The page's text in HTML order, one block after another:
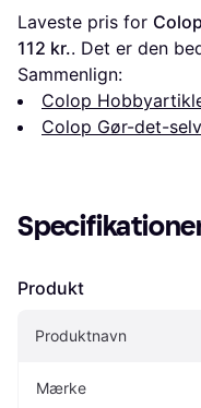
Laveste pris for
112 kr.. Det er den
Sammenlign:
Colop
Colop Gør-det-selv
Produkt
Produktnavn
Mærke